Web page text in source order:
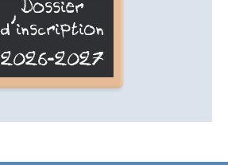
Dossier
d'inscription
2026-2027